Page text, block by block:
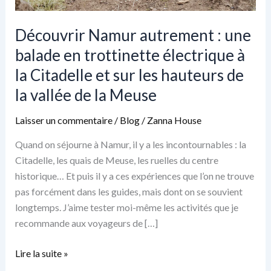
Découvrir Namur autrement : une
balade en trottinette électrique à
la Citadelle et sur les hauteurs de
la vallée de la Meuse
Laisser un commentaire / Blog/ Zanna House
Quand on séjourne à Namur, il y a les incontournables : la
Citadelle, les quais de Meuse, les ruelles du centre
historique… Et puis il y a ces expériences que l’on ne trouve
pas forcément dans les guides, mais dont on se souvient
longtemps. J’aime tester moi-même les activités que je
recommande aux voyageurs de […]
Découvrir
Lire la suite »